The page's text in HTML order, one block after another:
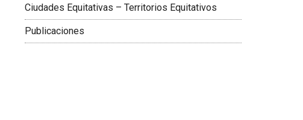
Ciudades Equitativas – Territorios Equitativos
Publicaciones